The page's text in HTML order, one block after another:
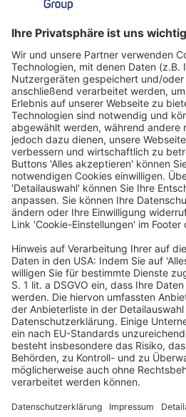
Infor, Protel, Sihot und
Im Jahr 2016 war Bodo
die QR-Code basierte
welche wir voll integriert
einem deutschen girocard
Zulassung implementiert
Deutscher Hotelkongress
19./20. April 2027
Kap Europa
Frankfurt